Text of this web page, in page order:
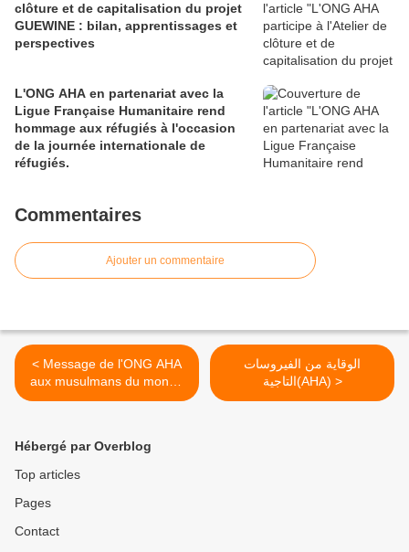
clôture et de capitalisation du projet
GUEWINE : bilan, apprentissages et
perspectives
L'ONG AHA en partenariat avec la
Ligue Française Humanitaire rend
hommage aux réfugiés à l'occasion
de la journée internationale de
réfugiés.
Commentaires
Ajouter un commentaire
< Message de l'ONG AHA
aux musulmans du monde
entier.
الوقاية من الفيروسات
التاجية(AHA) >
Hébergé par Overblog
Top articles
Pages
Contact